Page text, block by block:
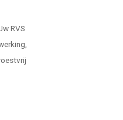
RVS